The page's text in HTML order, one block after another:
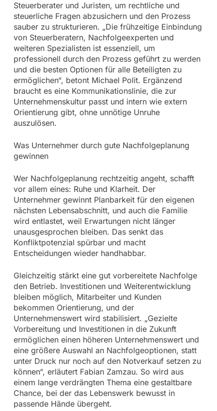
Steuerberater und Juristen, um rechtliche und
steuerliche Fragen abzusichern und den Prozess
sauber zu strukturieren. „Die frühzeitige Einbindung
von Steuerberatern, Nachfolgeexperten und
weiteren Spezialisten ist essenziell, um
professionell durch den Prozess geführt zu werden
und die besten Optionen für alle Beteiligten zu
ermöglichen“, betont Michael Polit. Ergänzend
braucht es eine Kommunikationslinie, die zur
Unternehmenskultur passt und intern wie extern
Orientierung gibt, ohne unnötige Unruhe
auszulösen.
Was Unternehmer durch gute Nachfolgeplanung
gewinnen
Wer Nachfolgeplanung rechtzeitig angeht, schafft
vor allem eines: Ruhe und Klarheit. Der
Unternehmer gewinnt Planbarkeit für den eigenen
nächsten Lebensabschnitt, und auch die Familie
wird entlastet, weil Erwartungen nicht länger
unausgesprochen bleiben. Das senkt das
Konfliktpotenzial spürbar und macht
Entscheidungen wieder handhabbar.
Gleichzeitig stärkt eine gut vorbereitete Nachfolge
den Betrieb. Investitionen und Weiterentwicklung
bleiben möglich, Mitarbeiter und Kunden
bekommen Orientierung, und der
Unternehmenswert wird stabilisiert. „Gezielte
Vorbereitung und Investitionen in die Zukunft
ermöglichen einen höheren Unternehmenswert und
eine größere Auswahl an Nachfolgeoptionen, statt
unter Druck nur noch auf den Notverkauf setzen zu
können“, erläutert Fabian Zamzau. So wird aus
einem lange verdrängten Thema eine gestaltbare
Chance, bei der das Lebenswerk bewusst in
passende Hände übergeht.